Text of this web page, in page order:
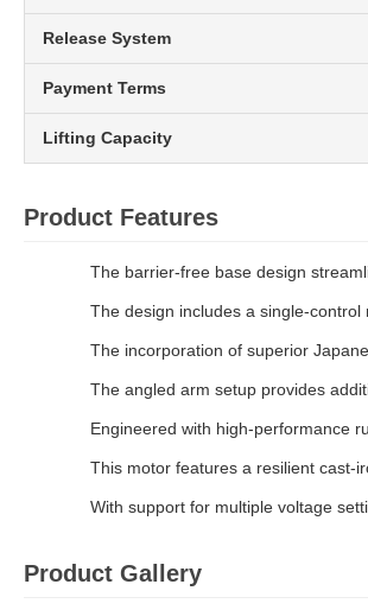
Release System
Payment Terms
Lifting Capacity
Product Features
The barrier-free base design
The design includes a single-control
The incorporation of superior
The angled arm setup provides
Engineered with high-performance
This motor features a resilient cast-
With support for multiple voltage
Product Gallery